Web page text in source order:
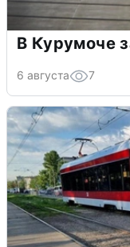
В Курумоче
6 августа 7